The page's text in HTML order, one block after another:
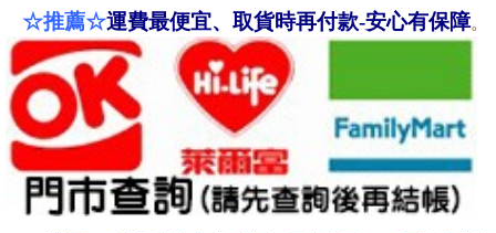
☆推薦☆運費最便宜、取貨時再付款-安心有保障。